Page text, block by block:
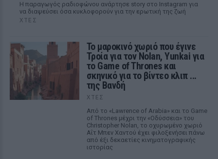
Η παραγωγός ραδιοφώνου ανάρτησε story στο Instagram για
να διαψεύσει όσα κυκλοφορούν για την ερωτική της ζωή
ΧΤΕΣ
Το μαροκινό χωριό που έγινε
Τροία για τον Nolan, Yunkai για
το Game of Thrones και
σκηνικό για το βίντεο κλιπ ...
της Βανδή
ΧΤΕΣ
Από το «Lawrence of Arabia» και το Game
of Thrones μέχρι την «Οδύσσεια» του
Christopher Nolan, το οχυρωμένο χωριό
Αΐτ Μπεν Χαντού έχει φιλοξενήσει πάνω
από έξι δεκαετίες κινηματογραφικής
ιστορίας